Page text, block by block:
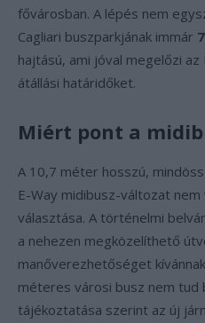
fővárosban. A lépés nem
Cagliari buszparkjának immár
hajtású, ami jóval megelőzi
átállási határidőket.
Miért pont a
A 10,7 méter hosszú,
E-Way midibusz-változat
választása. A történelmi
a nehezen megközelíthető
manőverezhetőséget
méteres városi busz nem tud
tájékoztatása szerint az új